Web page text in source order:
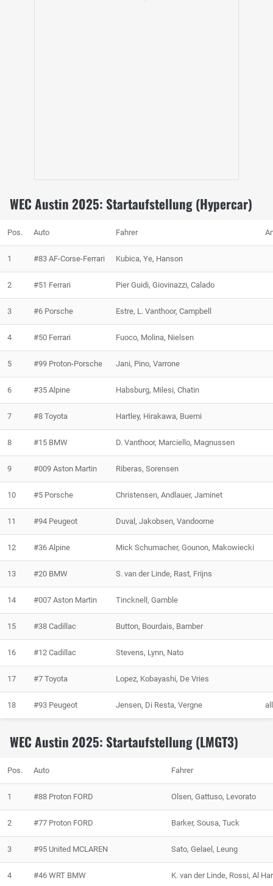
WEC Austin 2025: Startaufstellung (Hypercar)
Pos. Auto Fahrer
1 #83 AF-Corse-Ferrari Kubica, Ye, Hanson
2 #51 Ferrari Pier Guidi, Giovinazzi, Calado
3 #6 Porsche Estre, L. Vanthoor, Campbell
4 #50 Ferrari Fuoco, Molina, Nielsen
5 #99 Proton-Porsche Jani, Pino, Varrone
6 #35 Alpine Habsburg, Milesi, Chatin
7 #8 Toyota Hartley, Hirakawa, Buemi
8 #15 BMW D. Vanthoor, Marciello, Magnussen
9 #009 Aston Martin Riberas, Sorensen
10 #5 Porsche Christensen, Andlauer, Jaminet
11 #94 Peugeot Duval, Jakobsen, Vandoorne
12 #36 Alpine Mick Schumacher, Gounon, Makowiecki
13 #20 BMW S. van der Linde, Rast, Frijns
14 #007 Aston Martin Tincknell, Gamble
15 #38 Cadillac Button, Bourdais, Bamber
16 #12 Cadillac Stevens, Lynn, Nato
17 #7 Toyota Lopez, Kobayashi, De Vries
18 #93 Peugeot Jensen, Di Resta, Vergne
WEC Austin 2025: Startaufstellung (LMGT3)
Pos. Auto Fahrer
1 #88 Proton FORD Olsen, Gattuso, Levorato
2 #77 Proton FORD Barker, Sousa, Tuck
3 #95 United MCLAREN Sato, Gelael, Leung
4 #46 WRT BMW K. van der Linde, Rossi, Al